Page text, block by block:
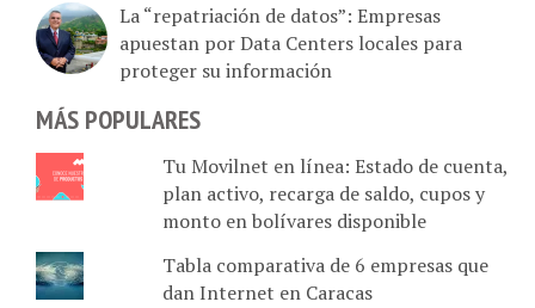
La “repatriación de datos”: Empresas
apuestan por Data Centers locales para
proteger su información
MÁS POPULARES
Tu Movilnet en línea: Estado de cuenta,
plan activo, recarga de saldo, cupos y
monto en bolívares disponible
Tabla comparativa de 6 empresas que
dan Internet en Caracas